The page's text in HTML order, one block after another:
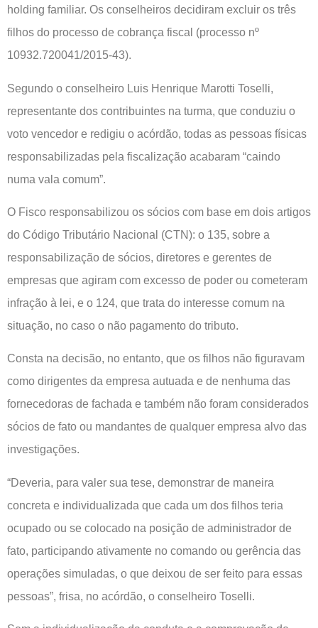
holding familiar. Os conselheiros decidiram excluir os três
filhos do processo de cobrança fiscal (processo nº
10932.720041/2015-43).
Segundo o conselheiro Luis Henrique Marotti Toselli,
representante dos contribuintes na turma, que conduziu o
voto vencedor e redigiu o acórdão, todas as pessoas físicas
responsabilizadas pela fiscalização acabaram “caindo
numa vala comum”.
O Fisco responsabilizou os sócios com base em dois artigos
do Código Tributário Nacional (CTN): o 135, sobre a
responsabilização de sócios, diretores e gerentes de
empresas que agiram com excesso de poder ou cometeram
infração à lei, e o 124, que trata do interesse comum na
situação, no caso o não pagamento do tributo.
Consta na decisão, no entanto, que os filhos não figuravam
como dirigentes da empresa autuada e de nenhuma das
fornecedoras de fachada e também não foram considerados
sócios de fato ou mandantes de qualquer empresa alvo das
investigações.
“Deveria, para valer sua tese, demonstrar de maneira
concreta e individualizada que cada um dos filhos teria
ocupado ou se colocado na posição de administrador de
fato, participando ativamente no comando ou gerência das
operações simuladas, o que deixou de ser feito para essas
pessoas”, frisa, no acórdão, o conselheiro Toselli.